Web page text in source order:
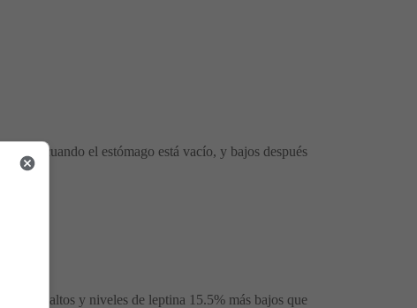
es cuando el estómago está vacío, y bajos después
más altos y niveles de leptina 15.5% más bajos que